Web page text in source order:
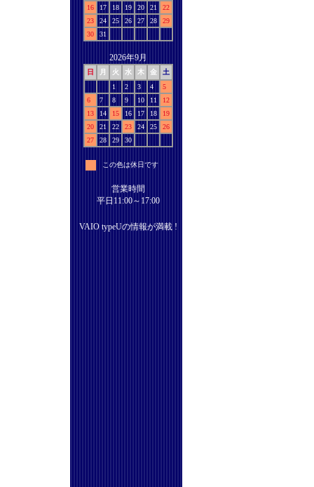
16
17 18 19 20 21
22
23
24 25 26 27 28
29
30
31
2026年9月
日 月 火 水 木 金
土
1
2 3 4
5
6
7 8 9 10 11
12
13
14 15 16 17 18
19
20
21 22 23 24 25
26
27
28 29 30
この色は休日です
営業時間
平日11:00～17:00
VAIO typeUの情報が満載 !